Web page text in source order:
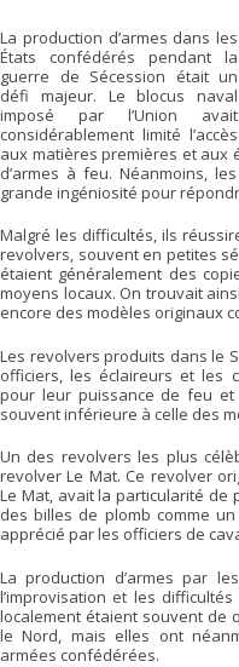
La production d’armes dans les
États confédérés pendant la
guerre de Sécession était un
défi majeur. Le blocus naval
imposé par l’Union avait
considérablement limité l’accès
aux matières premières et aux
d’armes à feu. Néanmoins,
grande ingéniosité pour
Malgré les difficultés, ils
revolvers, souvent en petites
étaient généralement des
moyens locaux. On trouvait
encore des modèles originaux
Les revolvers produits dans le
officiers, les éclaireurs et les
pour leur puissance de feu
souvent inférieure à celle des
Un des revolvers les plus
revolver Le Mat. Ce revolver
Le Mat, avait la particularité
des billes de plomb comme
apprécié par les officiers de
La production d’armes par
l’improvisation et les
localement étaient souvent de
le Nord, mais elles ont
armées confédérées.